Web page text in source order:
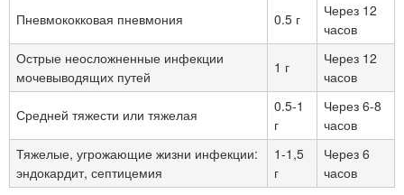
Пневмококковая пневмония 0.5 г
Через 12
часов
Острые неосложненные инфекции
мочевыводящих путей
1 г
Через 12
часов
Средней тяжести или тяжелая
0.5-1
г
Через 6-8
часов
Тяжелые, угрожающие жизни инфекции:
эндокардит, септицемия
1-1,5
г
Через 6
часов